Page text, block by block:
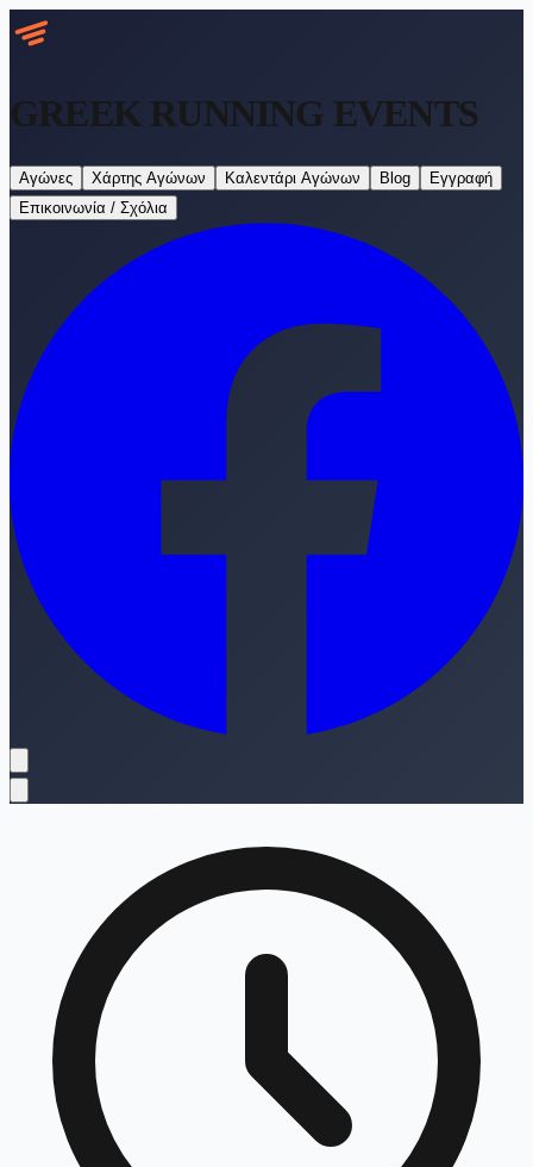
GREEK RUNNING EVENTS
Αγώνες Χάρτης Αγώνων Καλεντάρι Αγώνων Blog
Εγγραφή
Επικοινωνία / Σχόλια